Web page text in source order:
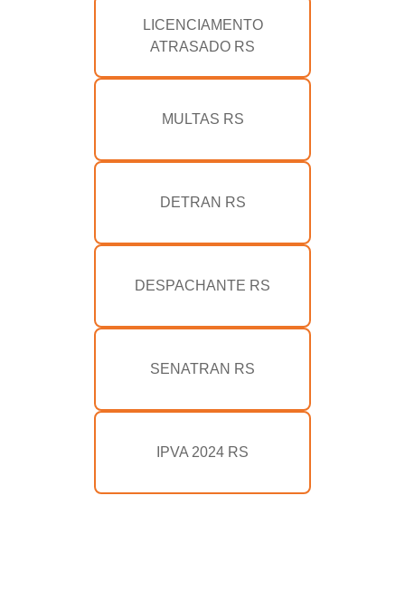
LICENCIAMENTO
ATRASADO RS
MULTAS RS
DETRAN RS
DESPACHANTE RS
SENATRAN RS
IPVA 2024 RS